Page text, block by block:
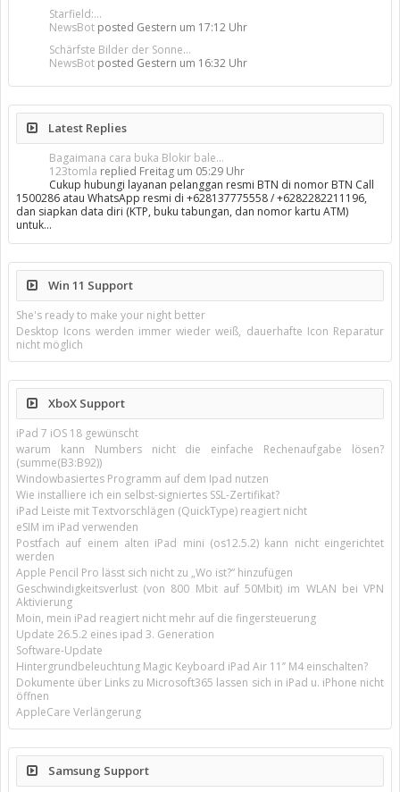
Starfield:...
NewsBot posted Gestern um 17:12 Uhr
Schärfste Bilder der Sonne...
NewsBot posted Gestern um 16:32 Uhr
Latest Replies
Bagaimana cara buka Blokir bale...
123tomla replied Freitag um 05:29 Uhr
Cukup hubungi layanan pelanggan resmi BTN di nomor BTN Call
1500286 atau WhatsApp resmi di +628137775558 / +6282282211196,
dan siapkan data diri (KTP, buku tabungan, dan nomor kartu ATM)
untuk…
Win 11 Support
She's ready to make your night better
Desktop Icons werden immer wieder weiß, dauerhafte Icon Reparatur
nicht möglich
XboX Support
iPad 7 iOS 18 gewünscht
warum kann Numbers nicht die einfache Rechenaufgabe lösen?
(summe(B3:B92))
Windowbasiertes Programm auf dem Ipad nutzen
Wie installiere ich ein selbst-signiertes SSL-Zertifikat?
iPad Leiste mit Textvorschlägen (QuickType) reagiert nicht
eSIM im iPad verwenden
Postfach auf einem alten iPad mini (os12.5.2) kann nicht eingerichtet
werden
Apple Pencil Pro lässt sich nicht zu „Wo ist?“ hinzufügen
Geschwindigkeitsverlust (von 800 Mbit auf 50Mbit) im WLAN bei VPN
Aktivierung
Moin, mein iPad reagiert nicht mehr auf die fingersteuerung
Update 26.5.2 eines ipad 3. Generation
Software-Update
Hintergrundbeleuchtung Magic Keyboard iPad Air 11’’ M4 einschalten?
Dokumente über Links zu Microsoft365 lassen sich in iPad u. iPhone nicht
öffnen
AppleCare Verlängerung
Samsung Support